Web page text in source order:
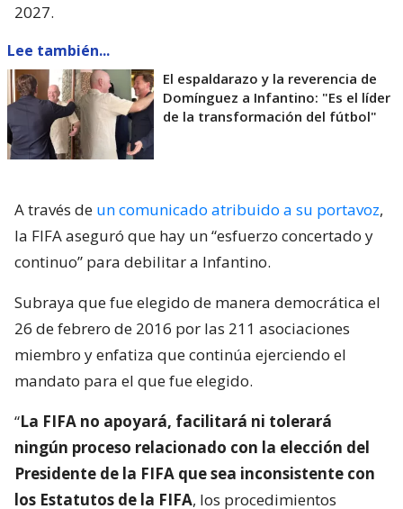
2027.
Lee también...
El espaldarazo y la reverencia de
Domínguez a Infantino: "Es el líder
de la transformación del fútbol"
A través de un comunicado atribuido a su portavoz,
la FIFA aseguró que hay un “esfuerzo concertado y
continuo” para debilitar a Infantino.
Subraya que fue elegido de manera democrática el
26 de febrero de 2016 por las 211 asociaciones
miembro y enfatiza que continúa ejerciendo el
mandato para el que fue elegido.
“La FIFA no apoyará, facilitará ni tolerará
ningún proceso relacionado con la elección del
Presidente de la FIFA que sea inconsistente con
los Estatutos de la FIFA, los procedimientos